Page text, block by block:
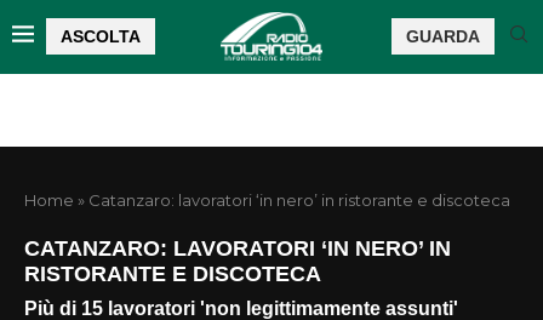
ASCOLTA GUARDA
Home » Catanzaro: lavoratori ‘in nero’ in ristorante e discoteca
CATANZARO: LAVORATORI ‘IN NERO’ IN
RISTORANTE E DISCOTECA
Più di 15 lavoratori 'non legittimamente assunti'